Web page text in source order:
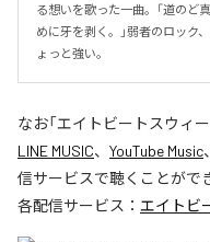
る想いを歌った一曲。「道のど
めに牙を剥く。」弱者のロック
ょっと強い。
なお「エイトビートスウィ
LINE MUSIC、 YouTube Music、
信サービスで聴くことがで
各配信サービス： エイトビ